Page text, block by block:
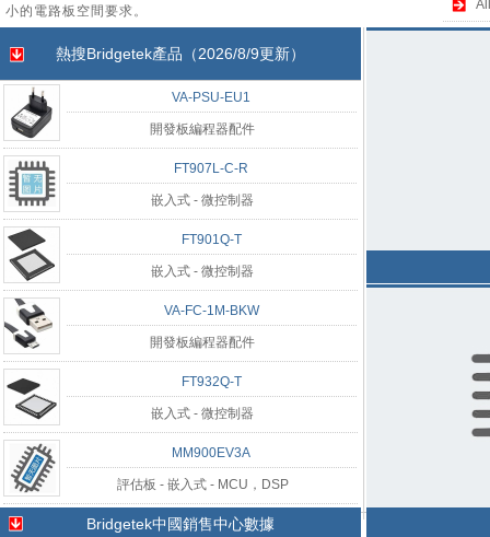
小的電路板空間要求。
熱搜Bridgetek產品（2026/8/9更新）
VA-PSU-EU1
開發板編程器配件
FT907L-C-R
嵌入式 - 微控制器
FT901Q-T
嵌入式 - 微控制器
VA-FC-1M-BKW
開發板編程器配件
FT932Q-T
嵌入式 - 微控制器
MM900EV3A
評估板 - 嵌入式 - MCU，DSP
Bridgetek中國銷售中心數據